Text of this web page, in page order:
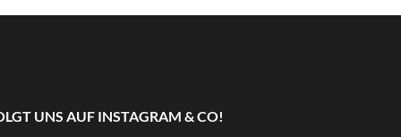
UNS AUF INSTAGRAM & CO!